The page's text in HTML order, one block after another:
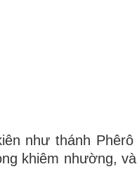
như thánh Phêrô
khiêm nhường,